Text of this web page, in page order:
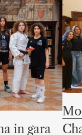
in gara